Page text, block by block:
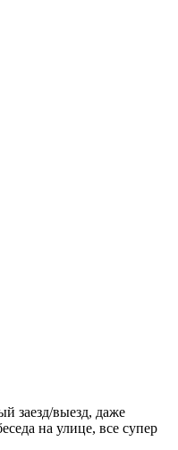
заезд/выезд, даже
на улице, все супер